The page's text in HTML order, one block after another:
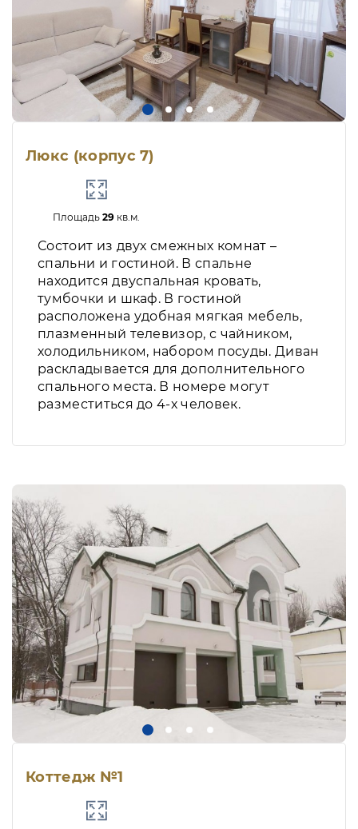
Люкс (корпус 7)
Площадь29 кв.м.
Состоит из двух смежных комнат –
спальни и гостиной. В спальне
находится двуспальная кровать,
тумбочки и шкаф. В гостиной
расположена удобная мягкая мебель,
плазменный телевизор, с чайником,
холодильником, набором посуды. Диван
раскладывается для дополнительного
спального места. В номере могут
разместиться до 4-х человек.
Коттедж №1